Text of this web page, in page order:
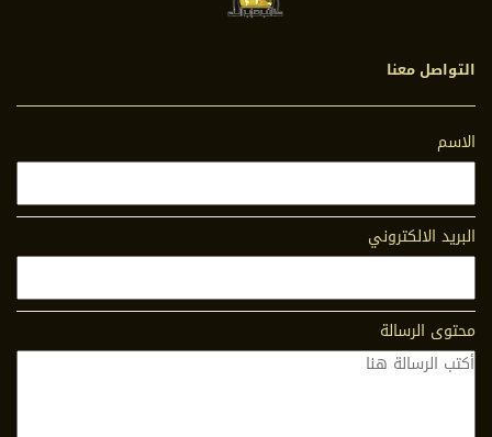
التواصل معنا
الاسم
البريد الالكتروني
محتوى الرسالة